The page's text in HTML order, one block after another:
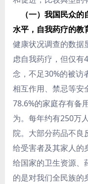
（一）我国民众
水平，自我药疗的教
健康状况调查的数据
虑自我药疗，但仅有
念，不足30%的被访
相互作用、禁忌等安
78.6%的家庭存有备
为。每年约有250万
院。大部分药品不良
给受害者及其家人的
给国家的卫生资源、
的是对我们全民族的